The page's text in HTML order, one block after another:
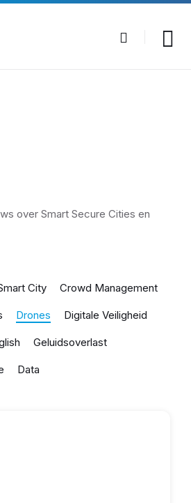
over Smart Secure Cities en
City Crowd Management
Drones Digitale Veiligheid
Geluidsoverlast
Data